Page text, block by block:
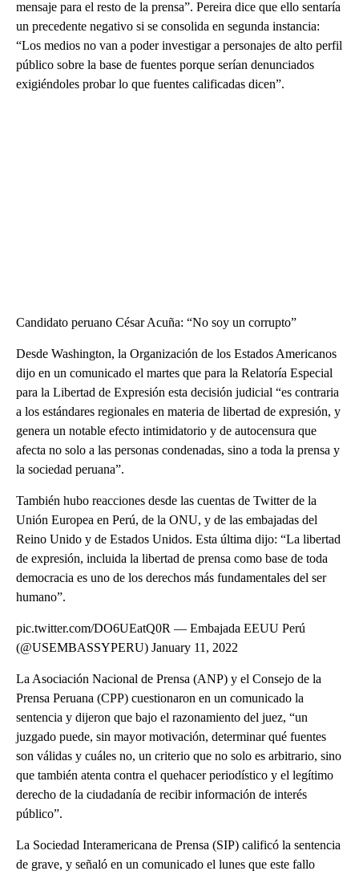
mensaje para el resto de la prensa”. Pereira dice que ello sentaría
un precedente negativo si se consolida en segunda instancia:
“Los medios no van a poder investigar a personajes de alto perfil
público sobre la base de fuentes porque serían denunciados
exigiéndoles probar lo que fuentes calificadas dicen”.
Candidato peruano César Acuña: “No soy un corrupto”
Desde Washington, la Organización de los Estados Americanos
dijo en un comunicado el martes que para la Relatoría Especial
para la Libertad de Expresión esta decisión judicial “es contraria
a los estándares regionales en materia de libertad de expresión, y
genera un notable efecto intimidatorio y de autocensura que
afecta no solo a las personas condenadas, sino a toda la prensa y
la sociedad peruana”.
También hubo reacciones desde las cuentas de Twitter de la
Unión Europea en Perú, de la ONU, y de las embajadas del
Reino Unido y de Estados Unidos. Esta última dijo: “La libertad
de expresión, incluida la libertad de prensa como base de toda
democracia es uno de los derechos más fundamentales del ser
humano”.
pic.twitter.com/DO6UEatQ0R — Embajada EEUU Perú
(@USEMBASSYPERU) January 11, 2022
La Asociación Nacional de Prensa (ANP) y el Consejo de la
Prensa Peruana (CPP) cuestionaron en un comunicado la
sentencia y dijeron que bajo el razonamiento del juez, “un
juzgado puede, sin mayor motivación, determinar qué fuentes
son válidas y cuáles no, un criterio que no solo es arbitrario, sino
que también atenta contra el quehacer periodístico y el legítimo
derecho de la ciudadanía de recibir información de interés
público”.
La Sociedad Interamericana de Prensa (SIP) calificó la sentencia
de grave, y señaló en un comunicado el lunes que este fallo